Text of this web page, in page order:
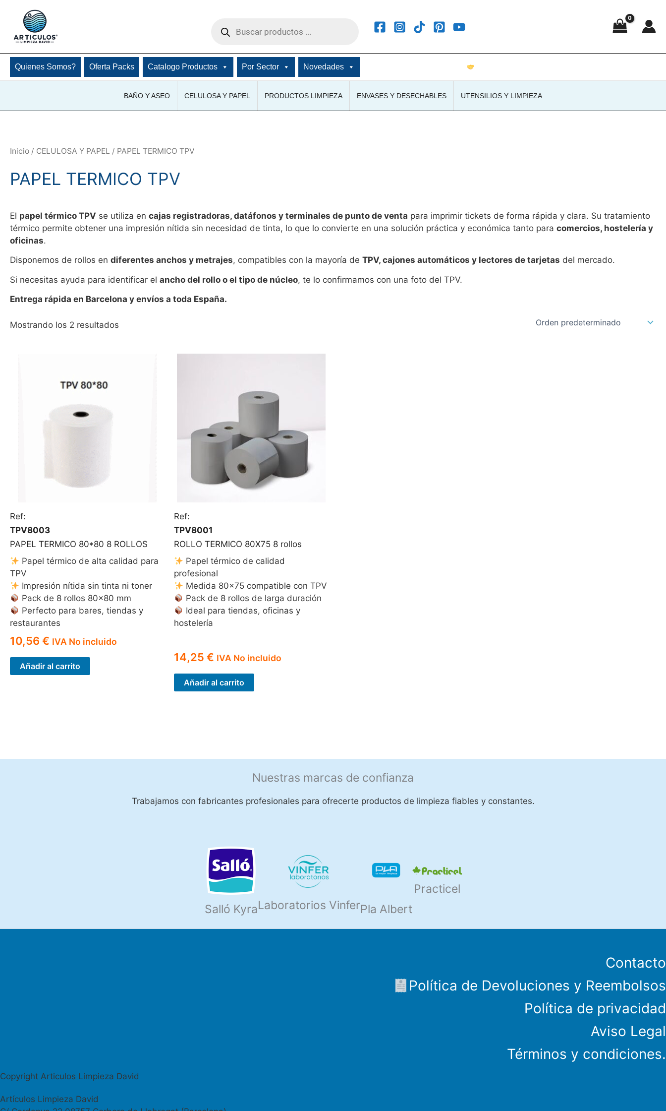
contenido
Quienes Somos? Oferta Packs Catalogo Productos Por Sector Novedades
BAÑO Y ASEO CELULOSA Y PAPEL PRODUCTOS LIMPIEZA ENVASES Y DESECHABLES UTENSILIOS Y LIMPIEZA
Inicio / CELULOSA Y PAPEL / PAPEL TERMICO TPV
PAPEL TERMICO TPV
El papel térmico TPV se utiliza en cajas registradoras, datáfonos y terminales de punto de venta para imprimir tickets de forma rápida y clara. Su tratamiento
térmico permite obtener una impresión nítida sin necesidad de tinta, lo que lo convierte en una solución práctica y económica tanto para comercios, hostelería y
oficinas.
Disponemos de rollos en diferentes anchos y metrajes, compatibles con la mayoría de TPV, cajones automáticos y lectores de tarjetas del mercado.
Si necesitas ayuda para identificar el ancho del rollo o el tipo de núcleo, te lo confirmamos con una foto del TPV.
Entrega rápida en Barcelona y envíos a toda España.
Mostrando los 2 resultados
Ref:
TPV8003
PAPEL TERMICO 80*80 8 ROLLOS
Papel térmico de alta calidad para
TPV
Impresión nítida sin tinta ni toner
Pack de 8 rollos 80×80 mm
Perfecto para bares, tiendas y
restaurantes
10,56 € IVA No incluido
Añadir al carrito
Ref:
TPV8001
ROLLO TERMICO 80X75 8 rollos
Papel térmico de calidad
profesional
Medida 80×75 compatible con TPV
Pack de 8 rollos de larga duración
Ideal para tiendas, oficinas y
hostelería
14,25 € IVA No incluido
Añadir al carrito
Nuestras marcas de confianza
Trabajamos con fabricantes profesionales para ofrecerte productos de limpieza fiables y constantes.
Salló KyraLaboratorios VinferPla Albert
Practicel
Contacto
Política de Devoluciones y Reembolsos
Política de privacidad
Aviso Legal
Términos y condiciones.
Copyright Articulos Limpieza David
Artículos Limpieza David